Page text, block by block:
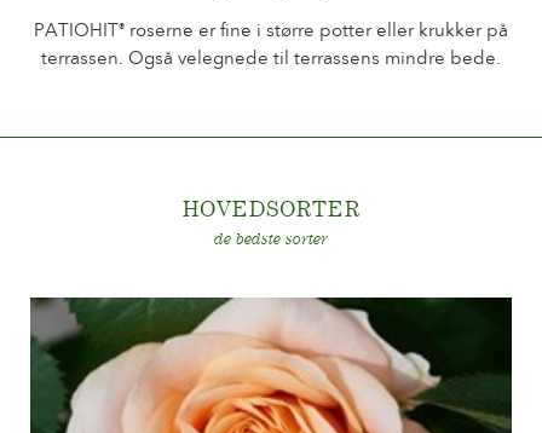
PATIOHIT® roserne er fine i større potter eller krukker på
terrassen. Også velegnede til terrassens mindre bede.
HOVEDSORTER
de bedste sorter